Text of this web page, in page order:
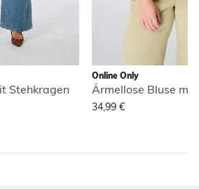
Stehkragen
Online Only
Ärmellose Bluse
34,99 €